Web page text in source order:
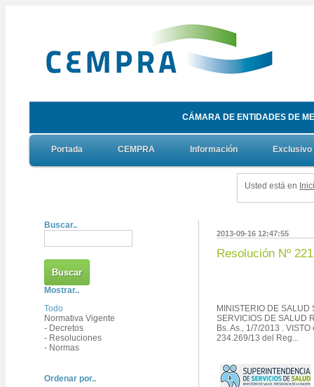
CÁMARA DE ENTIDADES DE
Portada CEMPRA Información
Usted está en
Buscar..
Mostrar..
Todo
Normativa Vigente
- Decretos
- Resoluciones
- Normas
Ordenar por..
2013-09-16 12:47:55
Resolución Nº
MINISTERIO DE
SERVICIOS DE SALUD
Bs. As., 1/7/2013 .
234.269/13 del Reg...